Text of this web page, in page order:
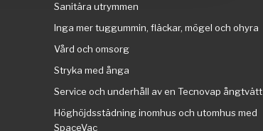
Sanitära utrymmen
Inga mer tuggummin, fläckar, mögel och ohyra
Vård och omsorg
Stryka med ånga
Service och underhåll av en Tecnovap ångtvätt
Höghöjdsstädning inomhus och utomhus med
SpaceVac